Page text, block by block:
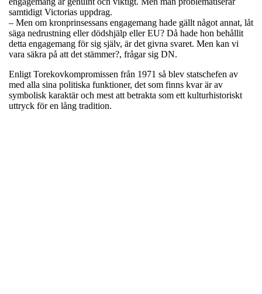
samtidigt Victorias uppdrag.
– Men om kronprinsessans engagemang hade gällt något annat, låt
säga nedrustning eller dödshjälp eller EU? Då hade hon behållit
detta engagemang för sig själv, är det givna svaret. Men kan vi
vara säkra på att det stämmer?, frågar sig DN.
Enligt Torekovkompromissen från 1971 så blev statschefen av
med alla sina politiska funktioner, det som finns kvar är av
symbolisk karaktär och mest att betrakta som ett kulturhistoriskt
uttryck för en lång tradition.